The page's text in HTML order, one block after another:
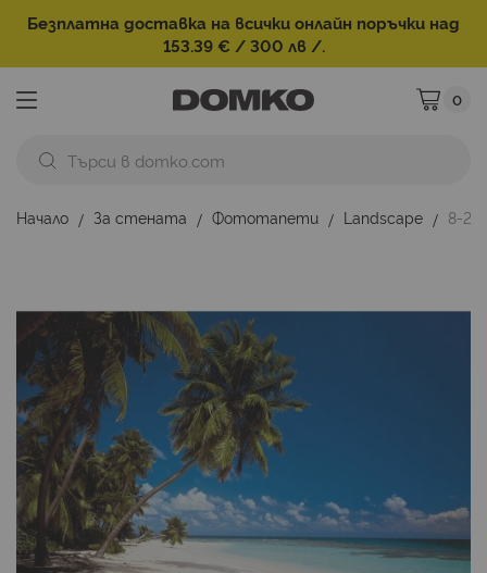
Безплатна доставка на всички онлайн поръчки над
153.39 € / 300 лв /.
Моята
0
Начало За стената Фототапети Landscape
8-
на
галерията
изображенията